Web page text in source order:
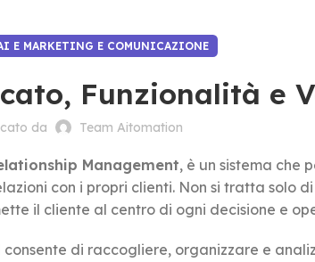
E MARKETING E COMUNICAZIONE
Funzionalità e
da Team Aitomation
Management, è un sistema che
con i propri clienti. Non si tratta solo
il cliente al centro di ogni decisione e
di raccogliere, organizzare e